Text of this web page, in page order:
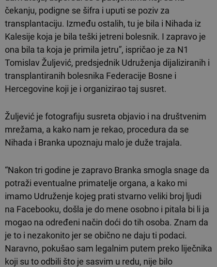
čekanju, podigne se šifra i uputi se poziv za
transplantaciju. Između ostalih, tu je bila i Nihada iz
Kalesije koja je bila teški jetreni bolesnik. I zapravo je
ona bila ta koja je primila jetru”, ispričao je za N1
Tomislav Žuljević, predsjednik Udruženja dijaliziranih i
transplantiranih bolesnika Federacije Bosne i
Hercegovine koji je i organizirao taj susret.
Žuljević je fotografiju susreta objavio i na društvenim
mrežama, a kako nam je rekao, procedura da se
Nihada i Branka upoznaju malo je duže trajala.
“Nakon tri godine je zapravo Branka smogla snage da
potraži eventualne primatelje organa, a kako mi
imamo Udruženje kojeg prati stvarno veliki broj ljudi
na Facebooku, došla je do mene osobno i pitala bi li ja
mogao na određeni način doći do tih osoba. Znam da
je to i nezakonito jer se obično ne daju ti podaci.
Naravno, pokušao sam legalnim putem preko liječnika
koji su to odbili što je sasvim u redu, nije bilo